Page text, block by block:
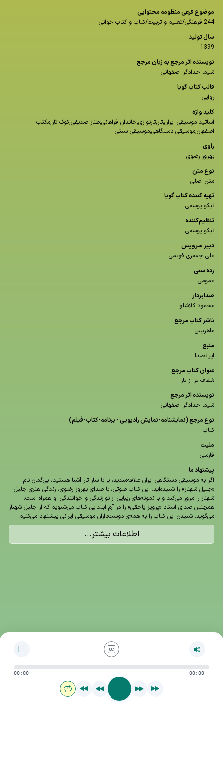
موضوع فرعی منظومه محتوایی
244-فرهنگی/تعلیم و تربیت/کتاب و کتاب خوانی
سال تولید
1399
نویسنده اثر مرجع به زبان مرجع
شیما حدادگر اصفهانی
قالب كتاب گویا
روایی
كلید واژه
اساتید موسیقی ایران,تار,تارنوازی,خاندان فراهانی,طناز صدیفی,کوک تار,مکتب
اصفهان,موسیقی دستگاهی,موسیقی سنتی
راوی
بهروز رضوی
نوع متن
متن اصلی
تهیه کننده کتاب گویا
نیکو یوسفی
تنظیم‌کننده
نیکو یوسفی
دبیر سرویس
علی جعفری فوتمی
رده سنی
عمومی
صدابردار
محمود کلاشلو
ناشر كتاب مرجع
ماهریس
منبع
ایرانصدا
عنوان كتاب مرجع
شفاف تر از تار
نویسنده اثر مرجع
شیما حدادگر اصفهانی
نوع مرجع (نمایشنامه-نمایش رادیویی - برنامه-كتاب-فیلم)
کتاب
ملیت
فارسی
پیشنهاد ما
اگر به موسیقی دستگاهی ایران علاقه‌مندید، یا با ساز تار آشنا هستید، بی‌گمان نام
«جلیل شهناز» را شنیده‌اید. این کتاب صوتی، با صدای بهروز رضوی، زندگی هنری جلیل
شهناز را مرور می‌کند و با نمونه‌های زیبایی از نوازندگی و خوانندگی او همراه است.
همچنین صدای استاد «پرویز یاحقی» را در آرم ابتدایی کتاب می‌شنویم که از جلیل شهناز
می‌گوید. شنیدن این کتاب را به همه‌ی دوست‌داران موسیقی ایرانی پیشنهاد می‌کنیم.
اطلاعات بیشتر...
00:00 00:00